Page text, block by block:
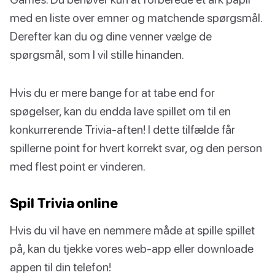
med en liste over emner og matchende spørgsmål.
Derefter kan du og dine venner vælge de
spørgsmål, som I vil stille hinanden.
Hvis du er mere bange for at tabe end for
spøgelser, kan du endda lave spillet om til en
konkurrerende Trivia-aften! I dette tilfælde får
spillerne point for hvert korrekt svar, og den person
med flest point er vinderen.
Spil Trivia online
Hvis du vil have en nemmere måde at spille spillet
på, kan du tjekke vores web-app eller downloade
appen til din telefon!